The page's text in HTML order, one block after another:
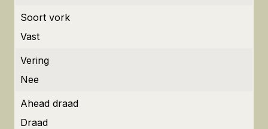
Soort vork
Vast
Vering
Nee
Ahead draad
Draad